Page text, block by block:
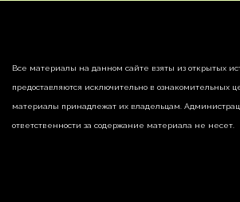
Все материалы на данном сайте взяты из открытых
предоставляются исключительно в ознакомительных
материалы принадлежат их владельцам.
ответственности за содержание материала не несет.